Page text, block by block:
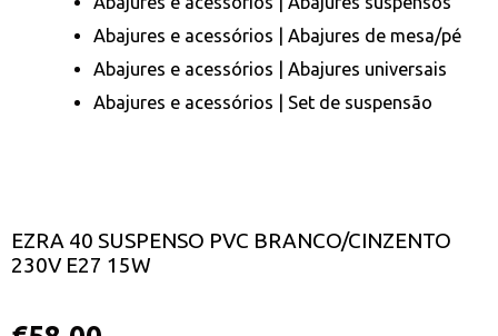
Abajures e acessórios | Abajures de mesa/pé
Abajures e acessórios | Abajures universais
Abajures e acessórios | Set de suspensão
EZRA 40 SUSPENSO PVC BRANCO/CINZENTO
230V E27 15W